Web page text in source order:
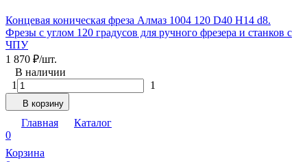
Концевая коническая фреза Алмаз 1004 120 D40 H14 d8.
Фрезы с углом 120 градусов для ручного фрезера и станков с
ЧПУ
1 870 ₽/шт.
В наличии
1
1
В корзину
Главная
Каталог
0
Корзина